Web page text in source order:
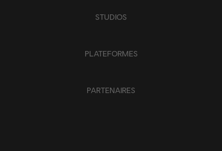
STUDIOS
PLATEFORMES
PARTENAIRES